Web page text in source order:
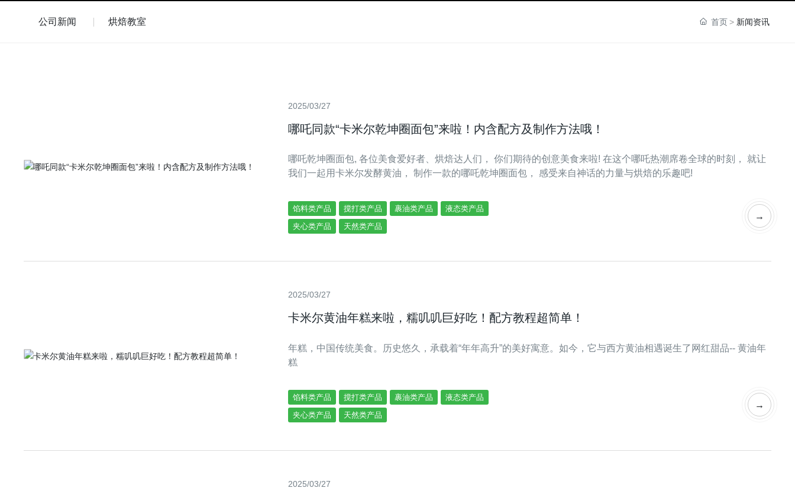
公司新闻 烘焙教室 首页 新闻资讯
2025/03/27
哪吒同款“卡米尔乾坤圈面包”来啦！内含配方及制作方法哦！
哪吒乾坤圈面包, 各位美食爱好者、烘焙达人们， 你们期待的创意美食来啦! 在这个哪吒热潮席卷全球的时刻， 就让
我们一起用卡米尔发酵黄油， 制作一款的哪吒乾坤圈面包， 感受来自神话的力量与烘焙的乐趣吧!
馅料类产品 搅打类产品 裹油类产品
液态类产品
夹心类产品
天然类产品
→
2025/03/27
卡米尔黄油年糕来啦，糯叽叽巨好吃！配方教程超简单！
年糕，中国传统美食。历史悠久，承载着“年年高升”的美好寓意。如今，它与西方黄油相遇诞生了网红甜品-- 黄油年
糕
馅料类产品 搅打类产品 裹油类产品
液态类产品
夹心类产品
天然类产品
→
2025/03/27